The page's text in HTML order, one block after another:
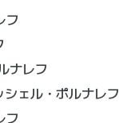
フ
ナレフ
シェル・ポルナレフ
フ